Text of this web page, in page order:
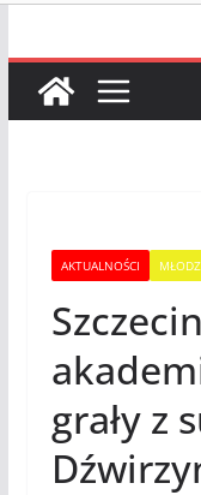
AKTUALNOŚCI
grały z